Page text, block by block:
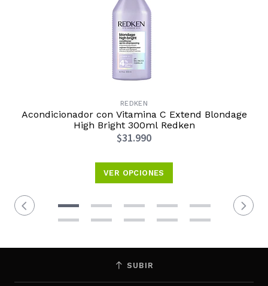
REDKEN
Acondicionador con Vitamina C Extend Blondage
High Bright 300ml Redken
$31.990
VER OPCIONES
SUBIR